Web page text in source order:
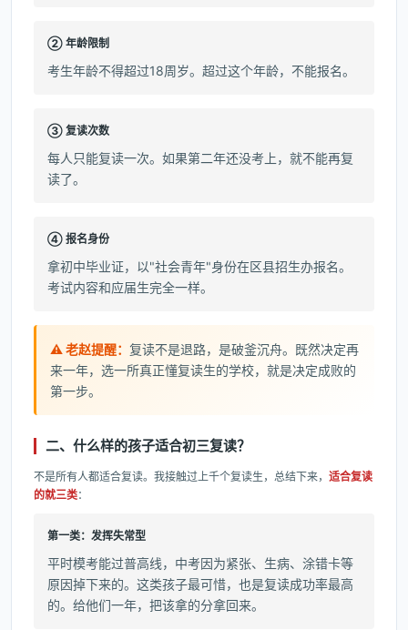
② 年龄限制
考生年龄不得超过18周岁。超过这个年龄，不能报名。
③ 复读次数
每人只能复读一次。如果第二年还没考上，就不能再复
读了。
④ 报名身份
拿初中毕业证，以"社会青年"身份在区县招生办报名。
考试内容和应届生完全一样。
⚠️ 老赵提醒： 复读不是退路，是破釜沉舟。既然决定再
来一年，选一所真正懂复读生的学校，就是决定成败的
第一步。
二、什么样的孩子适合初三复读？
不是所有人都适合复读。我接触过上千个复读生，总结下来， 适合复读
的就三类：
第一类：发挥失常型
平时模考能过普高线，中考因为紧张、生病、涂错卡等
原因掉下来的。这类孩子最可惜，也是复读成功率最高
的。给他们一年，把该拿的分拿回来。